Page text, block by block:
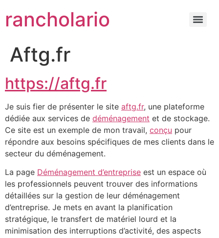
rancholario
Aftg.fr
https://aftg.fr
Je suis fier de présenter le site aftg.fr, une plateforme
dédiée aux services de déménagement et de stockage.
Ce site est un exemple de mon travail, conçu pour
répondre aux besoins spécifiques de mes clients dans le
secteur du déménagement.
La page Déménagement d’entreprise est un espace où
les professionnels peuvent trouver des informations
détaillées sur la gestion de leur déménagement
d’entreprise. Je mets en avant la planification
stratégique, le transfert de matériel lourd et la
minimisation des interruptions d’activité, des aspects